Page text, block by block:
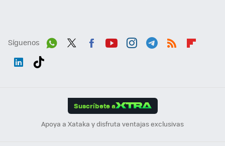
Síguenos
Suscríbete a
Apoya a Xataka y disfruta ventajas exclusivas